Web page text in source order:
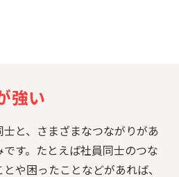
強い
と、さまざまなつながりがあ
す。たとえば社員同士のつな
や困ったことなどがあれば、